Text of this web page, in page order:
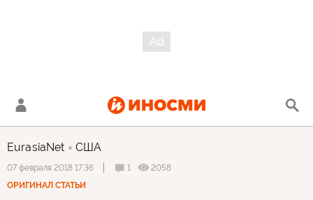
EurasiaNet США
07 февраля 2018 17:36 1
2058
ОРИГИНАЛ СТАТЬИ